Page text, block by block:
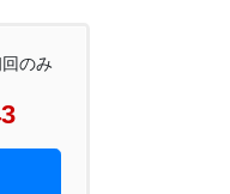
のみ